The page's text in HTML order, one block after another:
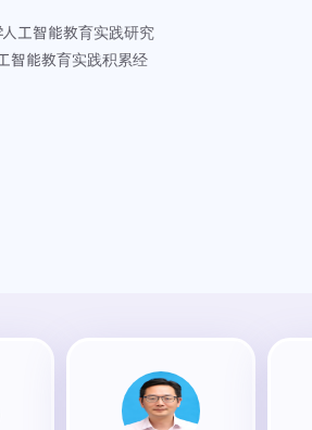
工智能教育实践研究
智能教育实践积累经